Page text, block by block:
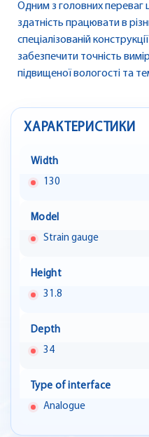
Одним з головних переваг
здатність працювати в
спеціалізованій
забезпечити точність
підвищеної вологості та
ХАРАКТЕРИСТИКИ
Width
130
Model
Strain gauge
Height
31.8
Depth
34
Type of interface
Analogue